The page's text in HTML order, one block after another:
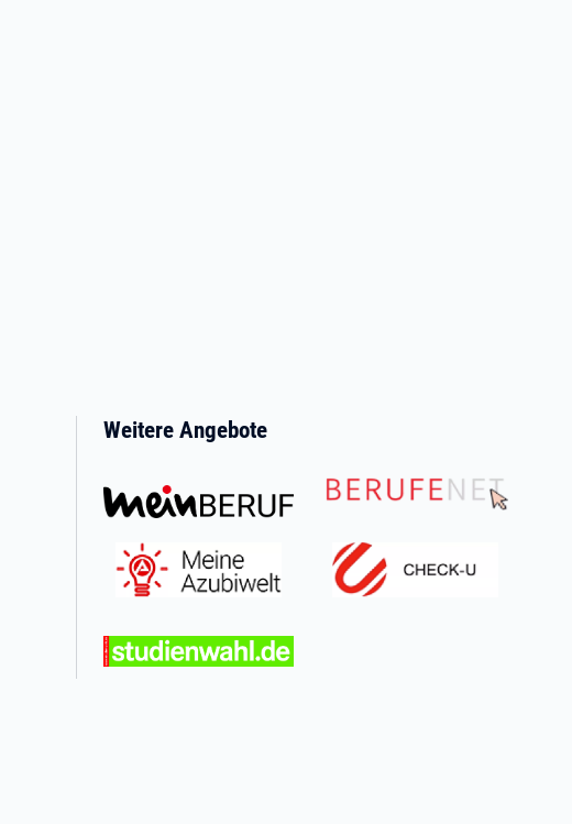
Weitere Angebote